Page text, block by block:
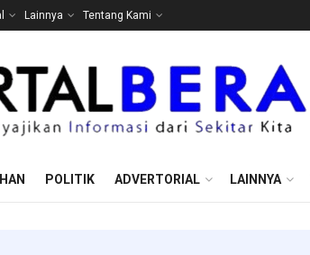
Lainnya Tentang Kami
POLITIK ADVERTORIAL LAINNYA